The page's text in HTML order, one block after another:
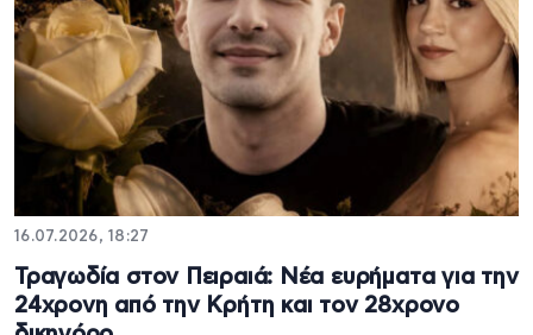
16.07.2026, 18:27
Τραγωδία στον Πειραιά: Νέα ευρήματα για την
24χρονη από την Κρήτη και τον 28χρονο